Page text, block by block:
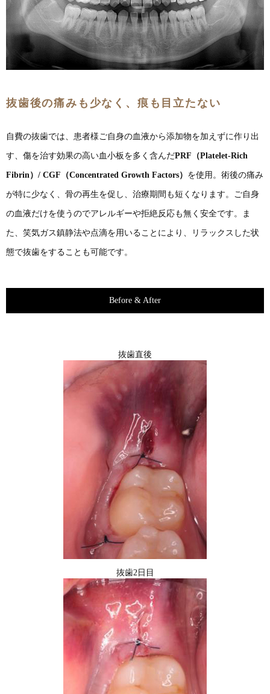
抜歯後の痛みも少なく、痕も目立たない
自費の抜歯では、患者様ご自身の血液から添加物を加えずに作り出
す、傷を治す効果の高い血小板を多く含んだPRF（Platelet-Rich
Fibrin）/ CGF（Concentrated Growth Factors） を使用。術後の痛み
が特に少なく、骨の再生を促し、治療期間も短くなります。ご自身
の血液だけを使うのでアレルギーや拒絶反応も無く安全です。ま
た、笑気ガス鎮静法や点滴を用いることにより、リラックスした状
態で抜歯をすることも可能です。
Before & After
抜歯直後
抜歯2日目